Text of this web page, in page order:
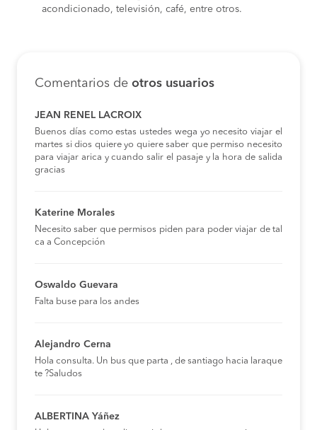
acondicionado, televisión, café, entre otros.
Comentarios de otros usuarios
JEAN RENEL LACROIX
Buenos días como estas ustedes wega yo necesito viajar el
martes si dios quiere yo quiere saber que permiso necesito
para viajar arica y cuando salir el pasaje y la hora de salida
gracias
Katerine Morales
Necesito saber que permisos piden para poder viajar de tal
ca a Concepción
Oswaldo Guevara
Falta buse para los andes
Alejandro Cerna
Hola consulta. Un bus que parta , de santiago hacia laraque
te ?Saludos
ALBERTINA Yáñez